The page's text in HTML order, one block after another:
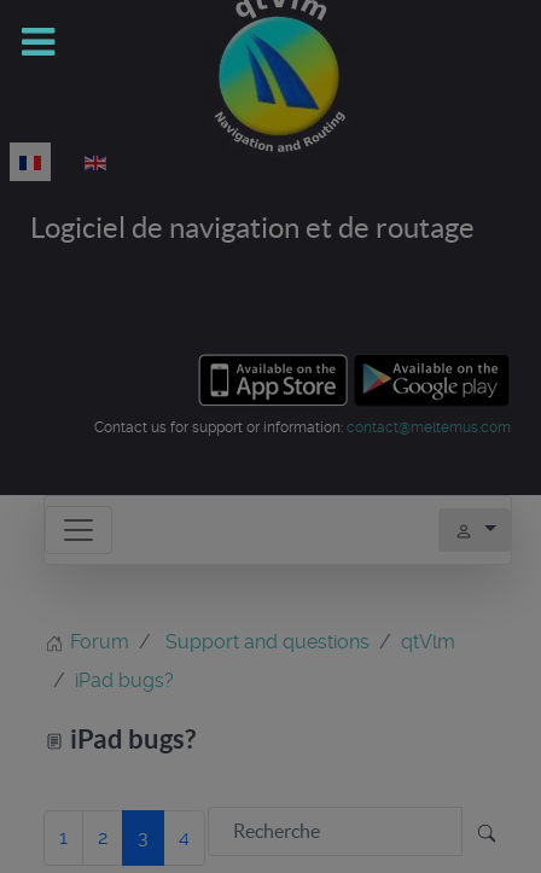
Sélectionnez votre langue
Logiciel de navigation et de routage
Contact us for support or information: contact@meltemus.com
Forum Support and questions
qtVlm
iPad bugs?
iPad bugs?
1 2 3 4